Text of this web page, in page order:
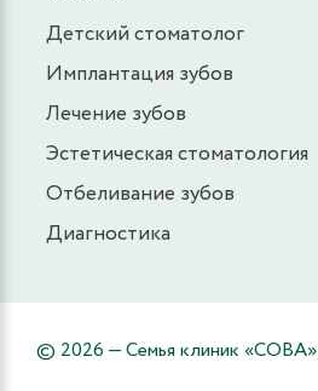
Детский стоматолог
Имплантация зубов
Лечение зубов
Эстетическая стоматология
Отбеливание зубов
Диагностика
© 2026 — Семья клиник «СОВА»